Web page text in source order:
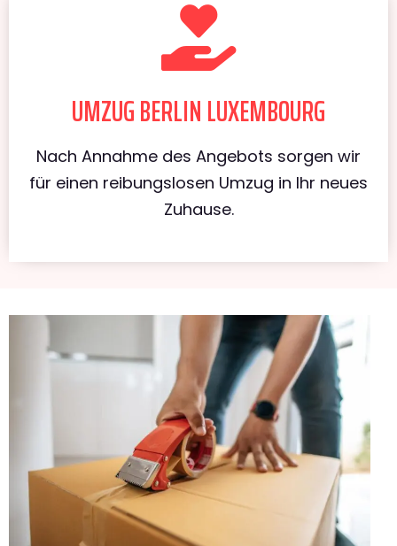
UMZUG BERLIN LUXEMBOURG
Nach Annahme des Angebots sorgen wir
für einen reibungslosen Umzug in Ihr neues
Zuhause.